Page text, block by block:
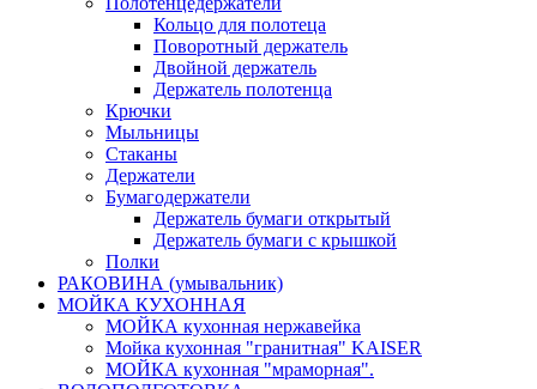
Кольцо для полотеца
Поворотный держатель
Двойной держатель
Держатель полотенца
Крючки
Мыльницы
Стаканы
Держатели
Бумагодержатели
Держатель бумаги открытый
Держатель бумаги с крышкой
Полки
РАКОВИНА (умывальник)
МОЙКА КУХОННАЯ
МОЙКА кухонная нержавейка
Мойка кухонная "гранитная" KAISER
МОЙКА кухонная "мраморная".